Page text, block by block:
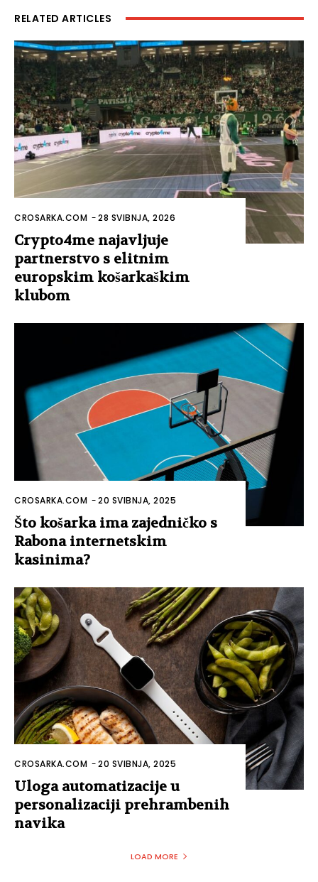
RELATED ARTICLES
CROSARKA.COM -28 SVIBNJA, 2026
Crypto4me najavljuje
partnerstvo s elitnim
europskim košarkaškim
klubom
CROSARKA.COM -20 SVIBNJA, 2025
Što košarka ima zajedničko s
Rabona internetskim
kasinima?
CROSARKA.COM -20 SVIBNJA, 2025
Uloga automatizacije u
personalizaciji prehrambenih
navika
LOAD MORE